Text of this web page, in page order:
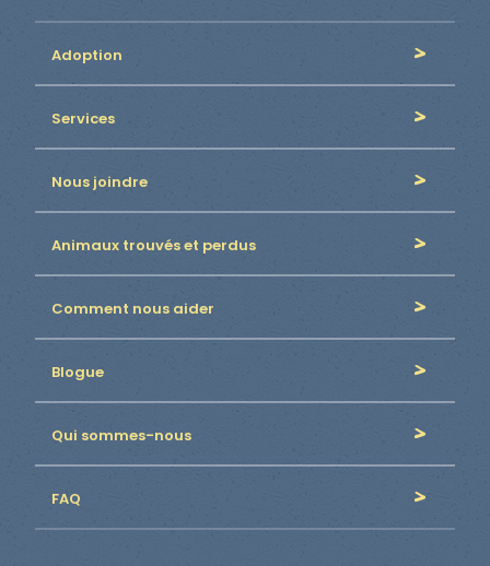
Adoption
Services
Nous joindre
Animaux trouvés et perdus
Comment nous aider
Blogue
Qui sommes-nous
FAQ